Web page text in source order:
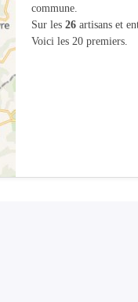
commune.
Sur les 26 artisans et
Voici les 20 premiers.